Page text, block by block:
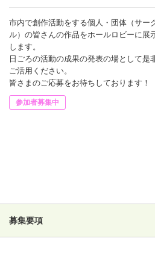
市内で創作活動をする個人・団体（サー
ル）の皆さんの作品をホールロビーに展
します。
日ごろの活動の成果の発表の場として是
ご活用ください。
皆さまのご応募をお待ちしております！
参加者募集中
募集要項